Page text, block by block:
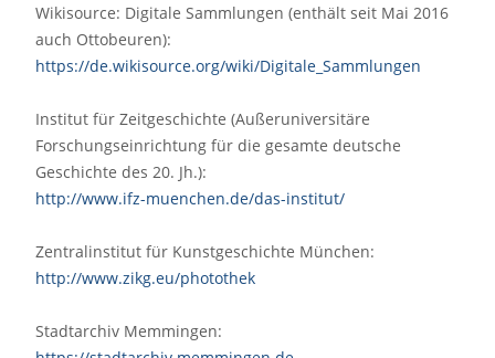
Wikisource: Digitale Sammlungen (enthält seit Mai 2016
auch Ottobeuren):
https://de.wikisource.org/wiki/Digitale_Sammlungen
Institut für Zeitgeschichte (Außeruniversitäre
Forschungseinrichtung für die gesamte deutsche
Geschichte des 20. Jh.):
http://www.ifz-muenchen.de/das-institut/
Zentralinstitut für Kunstgeschichte München:
http://www.zikg.eu/photothek
Stadtarchiv Memmingen: